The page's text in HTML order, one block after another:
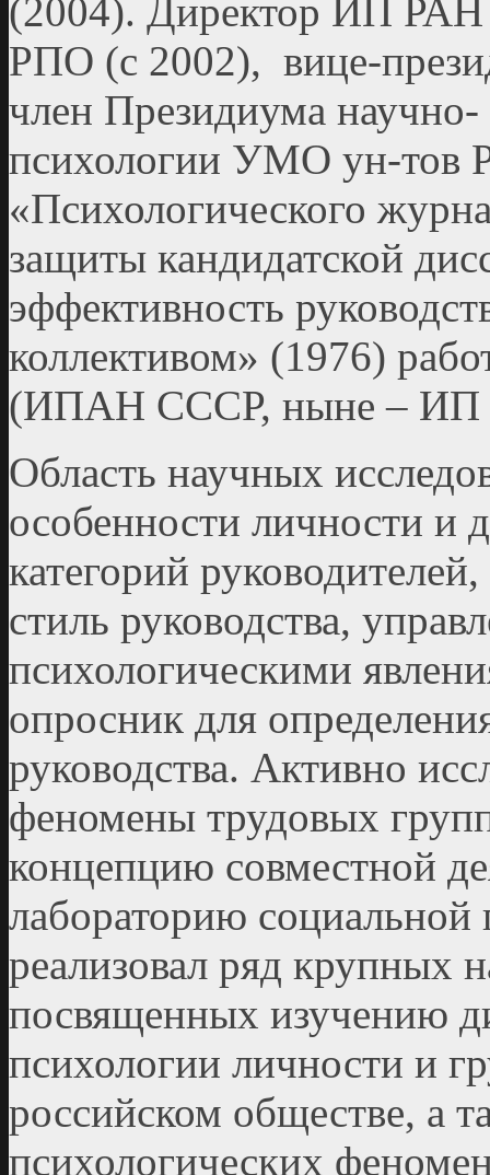
(2004). Директор ИП РАН
РПО (с 2002), вице-
член Президиума научно-
психологии УМО ун-тов
«Психологического
защиты кандидатской
эффективность
коллективом» (1976)
(ИПАН СССР, ныне – ИП
Область научных
особенности личности и
категорий
стиль руководства,
психологическими
опросник для
руководства. Активно
феномены трудовых
концепцию совместной
лабораторию
реализовал ряд крупных
посвященных изучению
психологии личности и
российском обществе, а
психологических